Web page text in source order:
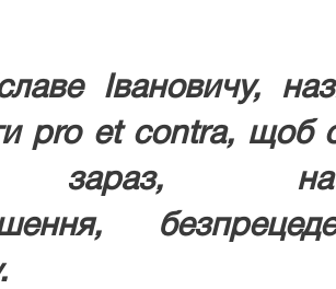
Івановичу,
pro et contra, щоб
зараз,